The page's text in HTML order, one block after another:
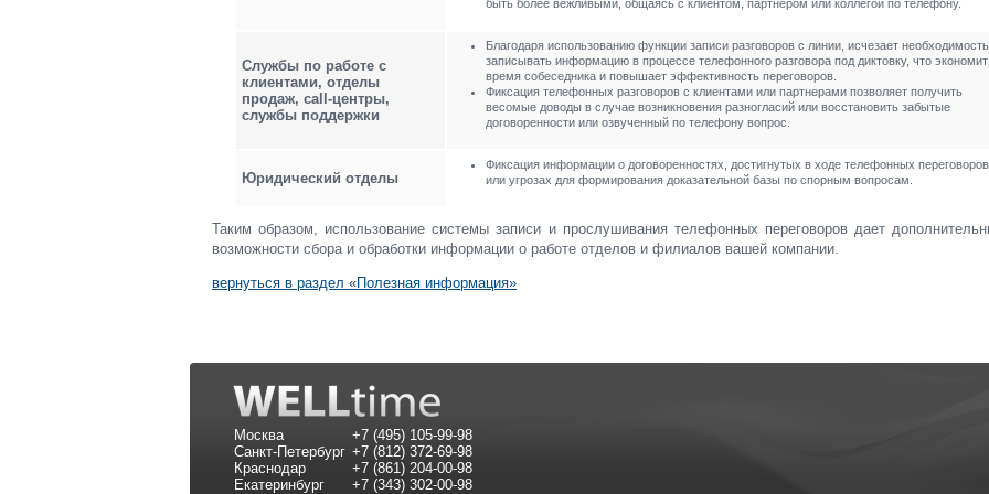
быть более вежливыми, общаясь с клиентом, партнером или коллегой по телефону.
Службы по работе с
клиентами, отделы
продаж, сall-центры,
службы поддержки
Благодаря использованию функции записи разговоров с линии, исчезает необходимость
записывать информацию в процессе телефонного разговора под диктовку, что экономит
время собеседника и повышает эффективность переговоров.
Фиксация телефонных разговоров с клиентами или партнерами позволяет получить
весомые доводы в случае возникновения разногласий или восстановить забытые
договоренности или озвученный по телефону вопрос.
Юридический отделы
Фиксация информации о договоренностях, достигнутых в ходе телефонных переговоров
или угрозах для формирования доказательной базы по спорным вопросам.
Таким образом, использование системы записи и прослушивания телефонных переговоров дает
возможности сбора и обработки информации о работе отделов и филиалов вашей компании.
вернуться в раздел «Полезная информация»
Москва
+7 (495) 105-99-98
Санкт-Петербург +7 (812) 372-69-98
Краснодар
+7 (861) 204-00-98
Екатеринбург
+7 (343) 302-00-98